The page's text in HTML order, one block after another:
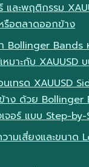
และพฤติกรรม
รือตลาดออกข้าง
Bollinger Bands
หมาะกับ XAUUSD
เทรด XAUUSD
าง ด้วย Bollinger
จอร์ แบบ Step-
ามเสี่ยงและขนาด